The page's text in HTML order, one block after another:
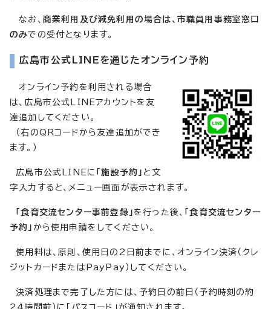
なお、 商業利用及び減免利用の場合は、市職員用事務室窓口
のみでの受付となります。
広島市公式LINEを通じたオンライン予約
オンライン予約を利用される場合
は、広島市公式LINEアカウントを友
達追加してください。
（右のQRコードから友達追加ができ
ます。）
広島市公式LINEに 「施設予約」 と文
字入力すると、メニュー画面が表示されます。
「食育交流センター事前登録」 を行った後、
「食育交流センター
予約」 から使用申請をしてください。
使用料は、原則、使用日の2日前までに、オンライン決済（クレ
ジットカードまたはPayPay）してください。
決済処理まで完了した方には、予約日の前日（予約時刻の約
24時間前）に「パスコード」が通知されます。